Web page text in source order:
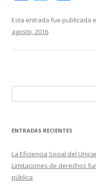
e
b
k
itt
er
m
r
Esta entrada fue publicada
agosto, 2016.
u
c
r
:
ENTRADAS RECIENTES
La Eficiencia Social del
Limitaciones de derechos
pública